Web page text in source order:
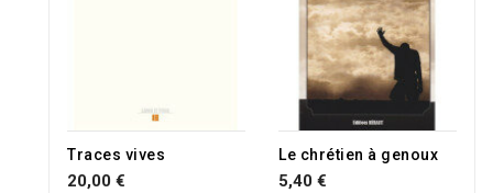
RUPTURE DE STOCK
Traces vives
20,00 €
Le chrétien à genoux
5,40 €